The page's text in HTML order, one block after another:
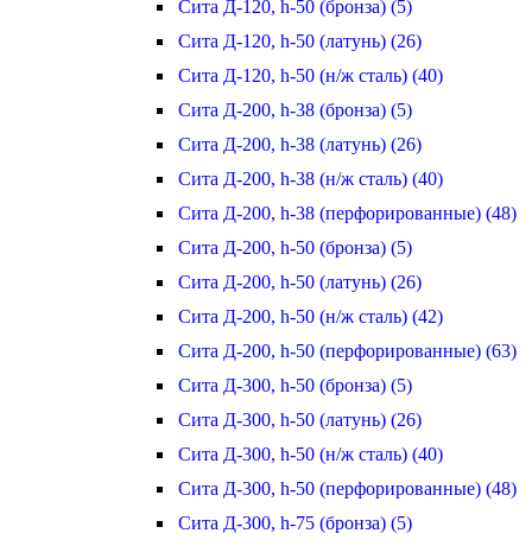
Сита Д-120, h-50 (бронза) (5)
Сита Д-120, h-50 (латунь) (26)
Сита Д-120, h-50 (н/ж сталь) (40)
Сита Д-200, h-38 (бронза) (5)
Сита Д-200, h-38 (латунь) (26)
Сита Д-200, h-38 (н/ж сталь) (40)
Сита Д-200, h-38 (перфорированные) (48)
Сита Д-200, h-50 (бронза) (5)
Сита Д-200, h-50 (латунь) (26)
Сита Д-200, h-50 (н/ж сталь) (42)
Сита Д-200, h-50 (перфорированные) (63)
Сита Д-300, h-50 (бронза) (5)
Сита Д-300, h-50 (латунь) (26)
Сита Д-300, h-50 (н/ж сталь) (40)
Сита Д-300, h-50 (перфорированные) (48)
Сита Д-300, h-75 (бронза) (5)